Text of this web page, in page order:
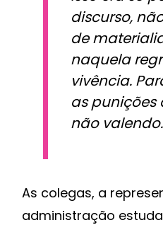
discurso,
de
naquela
vivência.
as
não valendo.
As colegas, a
administração